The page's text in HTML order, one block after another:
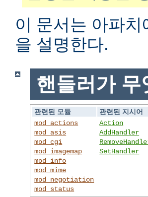
이 문서는 아파
을 설명한다.
핸들러가 무
관련된 모듈
관련된 지시어
mod_actions
mod_asis
mod_cgi
mod_imagemap
mod_info
mod_mime
mod_negotiation
mod_status
Action
AddHandler
SetHandler